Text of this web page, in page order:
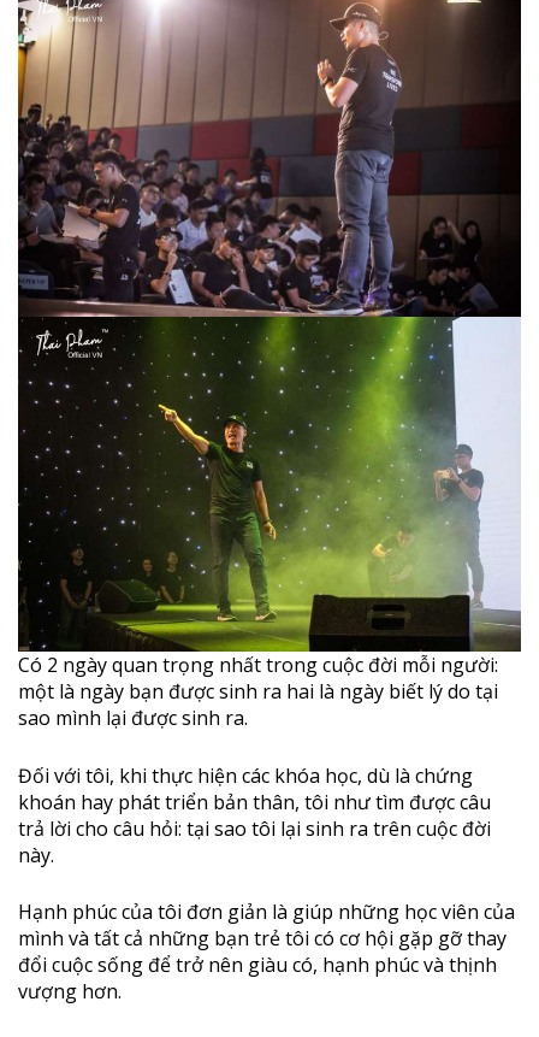
Có 2 ngày quan trọng nhất trong cuộc đời mỗi người:
một là ngày bạn được sinh ra hai là ngày biết lý do tại
sao mình lại được sinh ra.
Đối với tôi, khi thực hiện các khóa học, dù là chứng
khoán hay phát triển bản thân, tôi như tìm được câu
trả lời cho câu hỏi: tại sao tôi lại sinh ra trên cuộc đời
này.
Hạnh phúc của tôi đơn giản là giúp những học viên của
mình và tất cả những bạn trẻ tôi có cơ hội gặp gỡ thay
đổi cuộc sống để trở nên giàu có, hạnh phúc và thịnh
vượng hơn.